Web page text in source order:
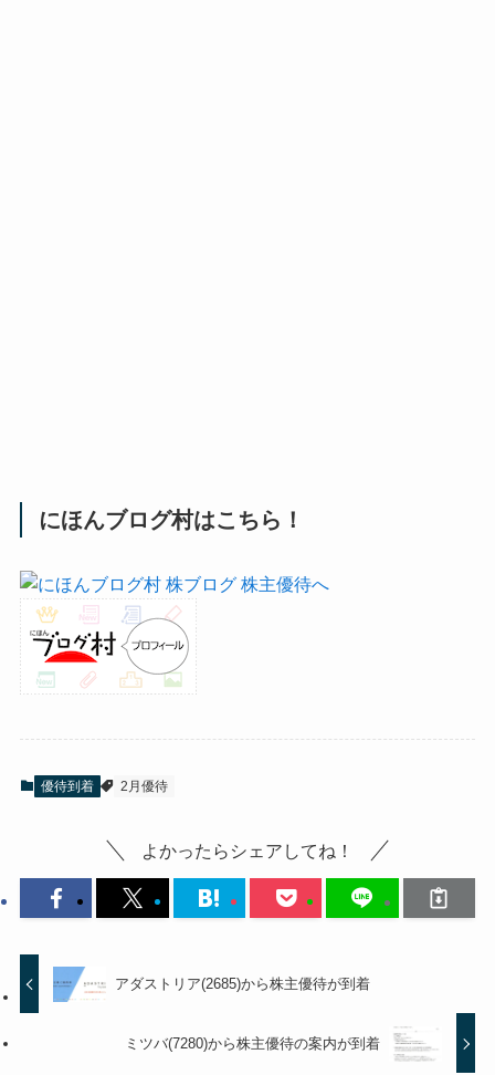
にほんブログ村はこちら！
優待到着 2月優待
よかったらシェアしてね！
アダストリア(2685)から株主優待が到着
ミツバ(7280)から株主優待の案内が到着